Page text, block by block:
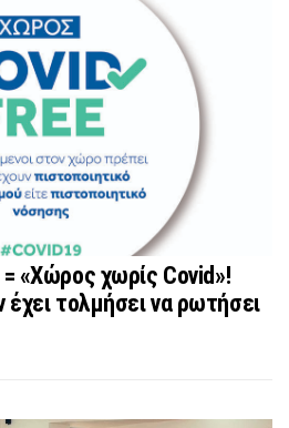
«Χώρος χωρίς Covid»!
έχει τολμήσει να ρωτήσει